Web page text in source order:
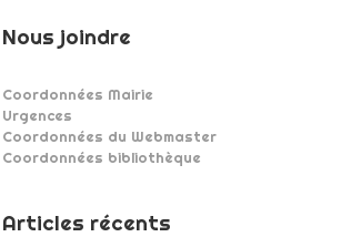
Nous joindre
Coordonnées Mairie
Urgences
Coordonnées du Webmaster
Coordonnées bibliothèque
Articles récents